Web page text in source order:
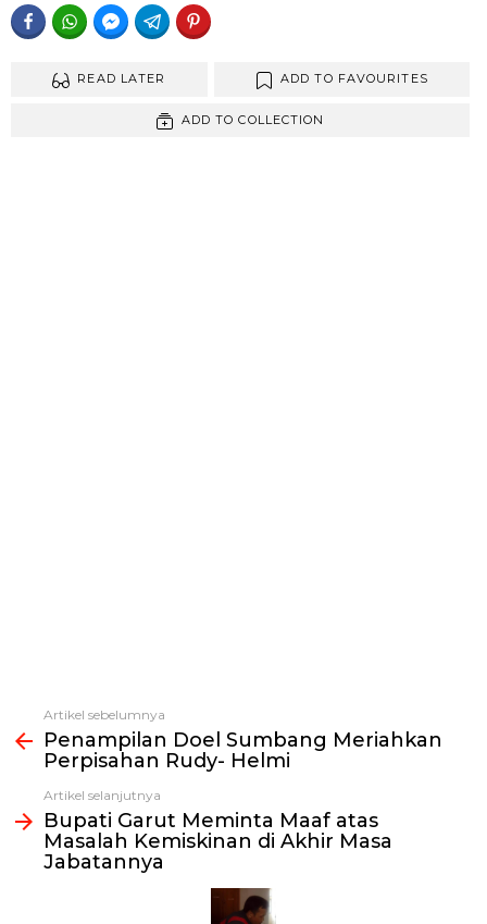
FACEBOOKWHATSAPPFACEBOOK MESSENGER
TELEGRAM
READ LATER ADD TO FAVOURITES
ADD TO COLLECTION
Lihat
selengkapnya
Artikel sebelumnya
Penampilan Doel Sumbang Meriahkan
Perpisahan Rudy- Helmi
Artikel selanjutnya
Bupati Garut Meminta Maaf atas
Masalah Kemiskinan di Akhir Masa
Jabatannya